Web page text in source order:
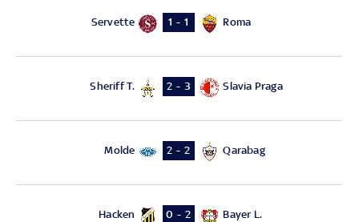
Servette 1 - 1 Roma
Sheriff T. 2 - 3 Slavia Praga
Molde 2 - 2 Qarabag
Hacken 0 - 2 Bayer L.